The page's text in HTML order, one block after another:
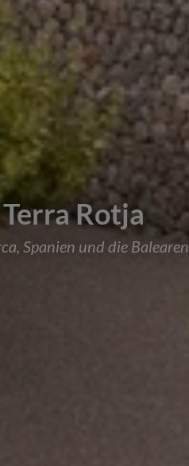
Terra Rotja
Spanien und die Balearen